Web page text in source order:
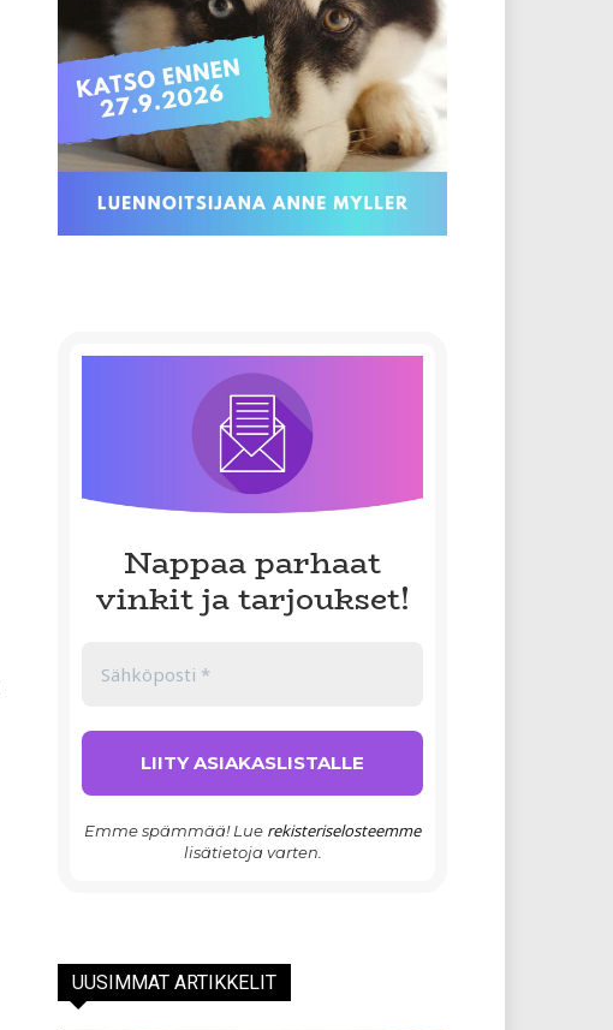
Nappaa parhaat
vinkit ja tarjoukset!
Emme spämmää! Lue rekisteriselosteemme
lisätietoja varten.
UUSIMMAT ARTIKKELIT